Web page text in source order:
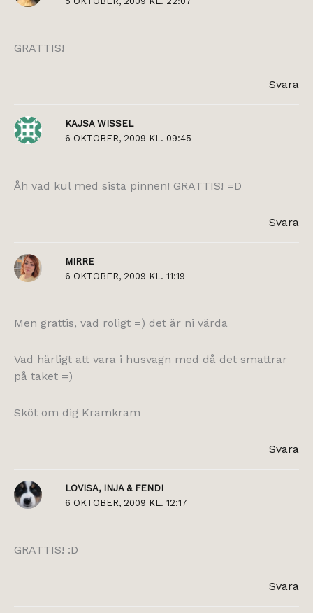
GRATTIS!
Svara
KAJSA WISSEL
6 OKTOBER, 2009 KL. 09:45
Åh vad kul med sista pinnen! GRATTIS! =D
Svara
MIRRE
6 OKTOBER, 2009 KL. 11:19
Men grattis, vad roligt =) det är ni värda
Vad härligt att vara i husvagn med då det smattrar
på taket =)
Sköt om dig Kramkram
Svara
LOVISA, INJA & FENDI
6 OKTOBER, 2009 KL. 12:17
GRATTIS! :D
Svara